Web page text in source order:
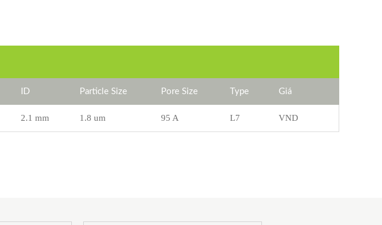
ID Particle Size Pore Size Type Giá
2.1 mm 1.8 um 95 A L7 VND